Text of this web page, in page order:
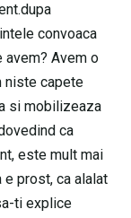
convoaca
avem? Avem o
niste capete
si mobilizeaza
ca
este mult mai
prost, ca alalat
ti explice